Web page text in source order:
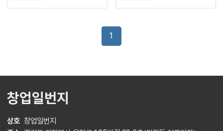
1
창업일번지
상호 창업일번지